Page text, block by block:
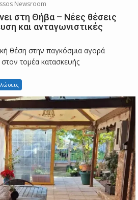
Newsroom
στη Θήβα – Νέες θέσεις
και ανταγωνιστικές
θέση στην παγκόσμια αγορά
στον τομέα κατασκευής